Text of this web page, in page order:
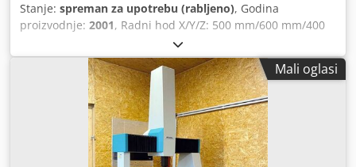
Stanje: spreman za upotrebu (rabljeno), Godina
proizvodnje: 2001, Radni hod X/Y/Z: 500 mm/600 mm/400
mm, maks. pogreška mjerenja duljine: 2,9 + L/350, maks.
pogreška pojedinačne točke: 2,9, upravljanje: Pantec Eagle
Pro/3. Uključuje ispitnu glavu PH10M Plus, PHC-2, senzor
TP200, set od 20 tastera, kalibracijsku kuglu, industrijsko
računalo, mjerni softver Inca 3D Premium sa STEP i
tvorničkom kalibracijom. Stroj se može opremiti dodatnim
opcijama. Dokumentacija dostupna. Moguć pregled na licu
mjesta. Dodpfx Agsw H Auqe Neck
Mali oglasi